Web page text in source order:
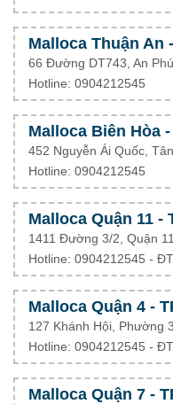
Malloca Thuận An
66 Đường DT743, An
Hotline: 0904212545
Malloca Biên Hòa
452 Nguyễn Ái Quốc,
Hotline: 0904212545
Malloca Quận 11 -
1411 Đường 3/2, Quận
Hotline: 0904212545 -
Malloca Quận 4 -
127 Khánh Hội, Phường
Hotline: 0904212545 -
Malloca Quận 7 -